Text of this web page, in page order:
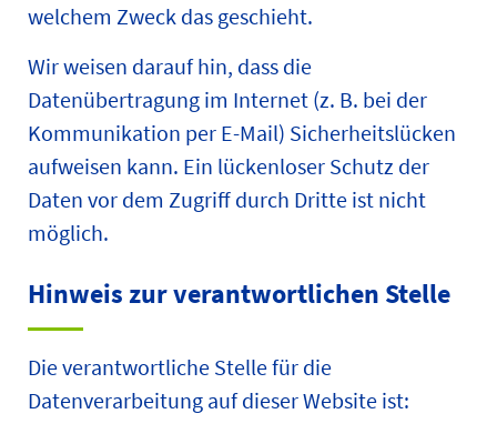
welchem Zweck das geschieht.
Wir weisen darauf hin, dass die
Datenübertragung im Internet (z. B. bei der
Kommunikation per E-Mail) Sicherheitslücken
aufweisen kann. Ein lückenloser Schutz der
Daten vor dem Zugriff durch Dritte ist nicht
möglich.
Hinweis zur verantwortlichen Stelle
Die verantwortliche Stelle für die
Datenverarbeitung auf dieser Website ist: